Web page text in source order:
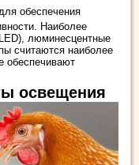
обеспечения
Наиболее
люминесцентные
считаются наиболее
обеспечивают
освещения